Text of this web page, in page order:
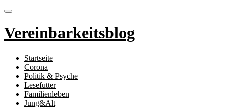
Vereinbarkeitsblog
Startseite
Corona
Politik & Psyche
Lesefutter
Familienleben
Jung&Alt